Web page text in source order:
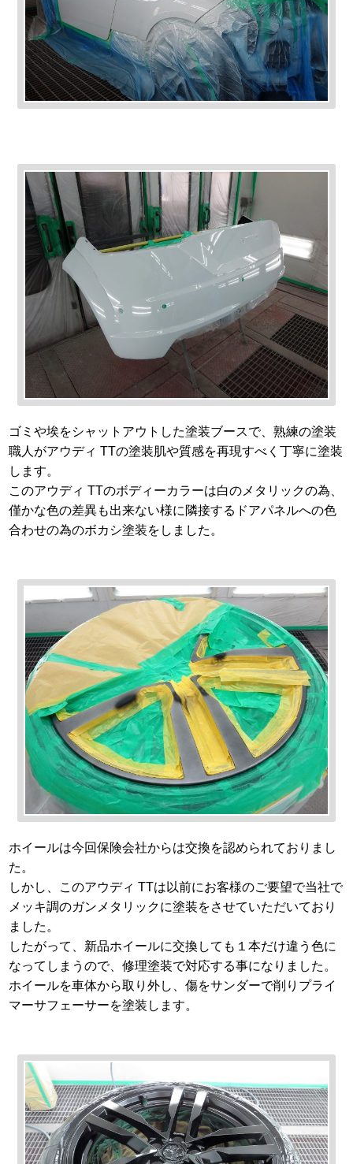
ゴミや埃をシャットアウトした塗装ブースで、熟練の塗装
職人がアウディ TTの塗装肌や質感を再現すべく丁寧に塗装
します。
このアウディ TTのボディーカラーは白のメタリックの為、
僅かな色の差異も出来ない様に隣接するドアパネルへの色
合わせの為のボカシ塗装をしました。
ホイールは今回保険会社からは交換を認められておりまし
た。
しかし、このアウディ TTは以前にお客様のご要望で当社で
メッキ調のガンメタリックに塗装をさせていただいており
ました。
したがって、新品ホイールに交換しても１本だけ違う色に
なってしまうので、修理塗装で対応する事になりました。
ホイールを車体から取り外し、傷をサンダーで削りプライ
マーサフェーサーを塗装します。